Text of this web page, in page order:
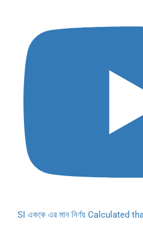
SI এককে এর মান নির্ণয় Calculated